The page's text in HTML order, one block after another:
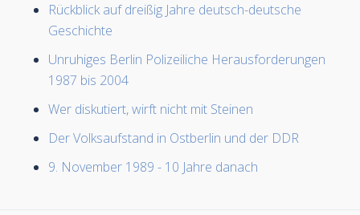
Rückblick auf dreißig Jahre deutsch-deutsche
Geschichte
Unruhiges Berlin Polizeiliche Herausforderungen
1987 bis 2004
Wer diskutiert, wirft nicht mit Steinen
Der Volksaufstand in Ostberlin und der DDR
9. November 1989 - 10 Jahre danach